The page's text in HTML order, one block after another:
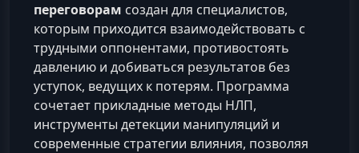
переговорам создан для специалистов,
которым приходится взаимодействовать с
трудными оппонентами, противостоять
давлению и добиваться результатов без
уступок, ведущих к потерям. Программа
сочетает прикладные методы НЛП,
инструменты детекции манипуляций и
современные стратегии влияния, позволяя